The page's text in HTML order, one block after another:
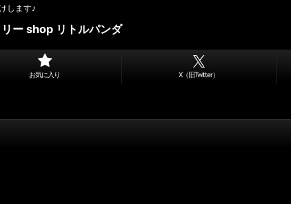
します♪
ー shop リトルパンダ
お気に入り X（旧Twitter）